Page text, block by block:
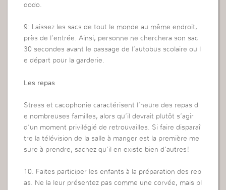
dodo.
9: Laissez les sacs de tout le monde au même endroit,
près de l’entrée. Ainsi, personne ne cherchera son sac
30 secondes avant le passage de l’autobus scolaire ou l
e départ pour la garderie.
Les repas
Stress et cacophonie caractérisent l’heure des repas d
e nombreuses familles, alors qu’il devrait plutôt s’agir
d’un moment privilégié de retrouvailles. Si faire disparaî
tre la télévision de la salle à manger est la première me
sure à prendre, sachez qu’il en existe bien d’autres!
10. Faites participer les enfants à la préparation des rep
as. Ne la leur présentez pas comme une corvée, mais pl